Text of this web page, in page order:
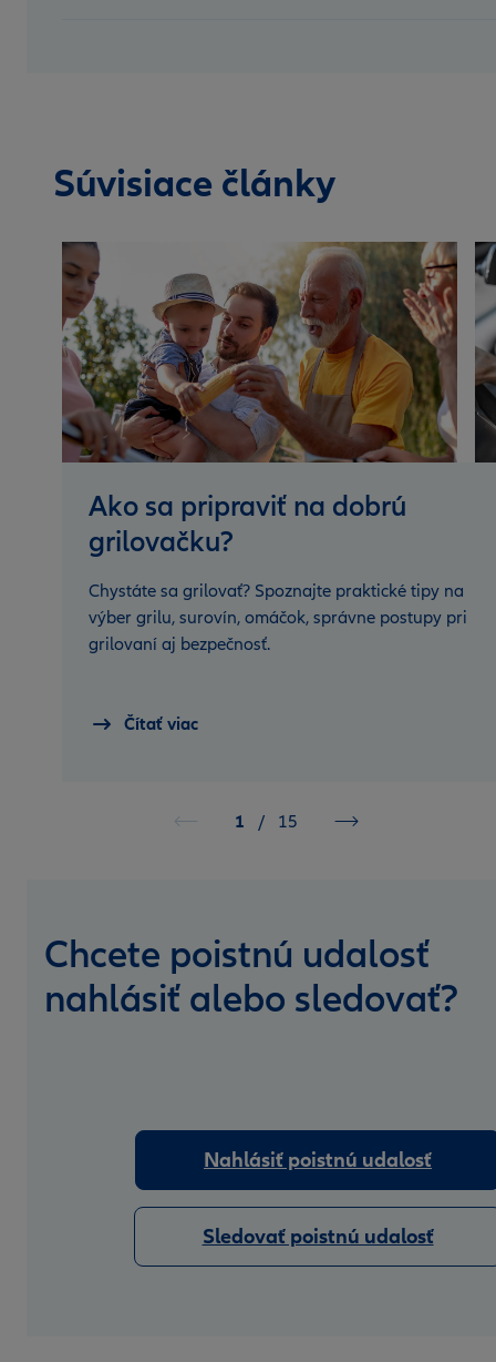
Súvisiace články
Ako sa pripraviť na dobrú
grilovačku?
Chystáte sa grilovať? Spoznajte praktické tipy na
výber grilu, surovín, omáčok, správne postupy pri
grilovaní aj bezpečnosť.
Čítať viac
1 / 15
Chcete poistnú udalosť
nahlásiť alebo sledovať?
Nahlásiť poistnú udalosť
Sledovať poistnú udalosť